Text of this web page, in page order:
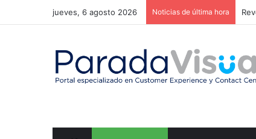
jueves, 6 agosto 2026 Noticias de última hora El